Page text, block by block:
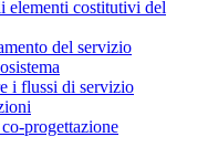
elementi costitutivi del
del servizio
i flussi di servizio
progettazione